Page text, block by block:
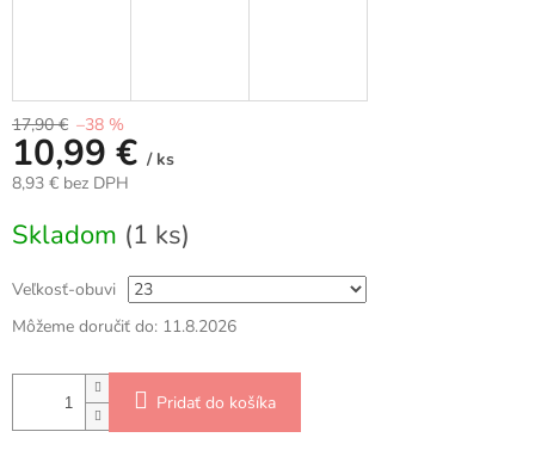
17,90 € –38 %
10,99 € / ks
8,93 € bez DPH
cena:
Skladom (1 ks)
Veľkosť-obuvi
Môžeme doručiť do: 11.8.2026
Pridať do košíka